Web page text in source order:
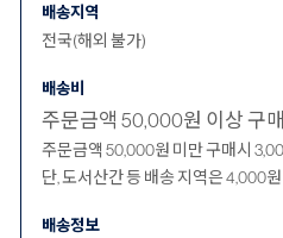
배송지역
전국(해외 불가)
배송비
주문금액 50,000원 이상 구
주문금액 50,000원 미만 구매시
단, 도서산간 등 배송 지역은 4,000
배송정보